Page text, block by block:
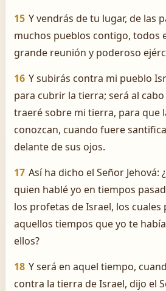
15 Y vendrás de tu lugar, de las
muchos pueblos contigo, todos
grande reunión y poderoso
16 Y subirás contra mi pueblo
para cubrir la tierra; será al
traeré sobre mi tierra, para que
conozcan, cuando fuere
delante de sus ojos.
17 Así ha dicho el Señor Jehová:
quien hablé yo en tiempos
los profetas de Israel, los
aquellos tiempos que yo te
ellos?
18 Y será en aquel tiempo,
contra la tierra de Israel, dijo el